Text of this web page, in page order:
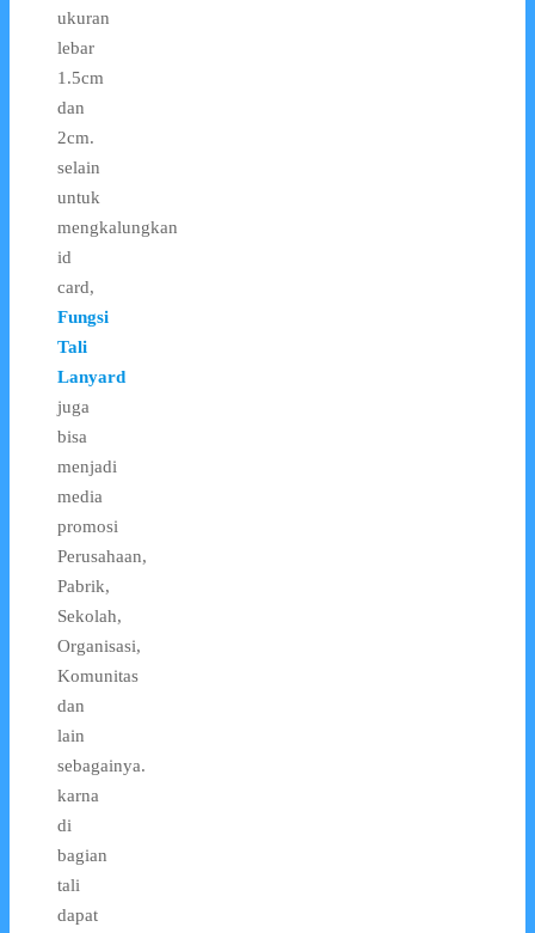
ukuran
lebar
1.5cm
dan
2cm.
selain
untuk
mengkalungkan
id
card,
Fungsi
Tali
Lanyard
juga
bisa
menjadi
media
promosi
Perusahaan,
Pabrik,
Sekolah,
Organisasi,
Komunitas
dan
lain
sebagainya.
karna
di
bagian
tali
dapat